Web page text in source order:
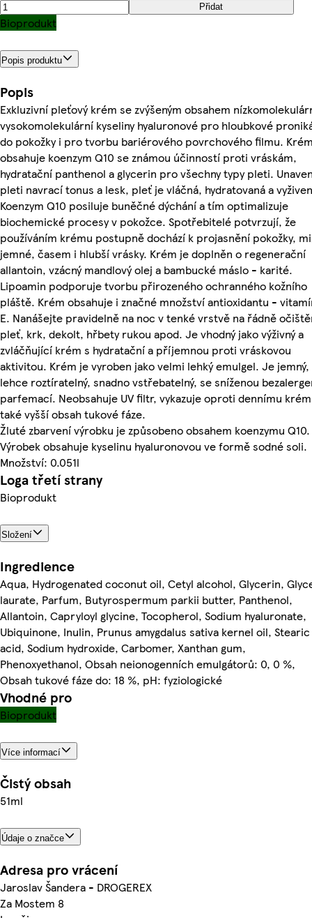
Přidat
Bioprodukt
Popis produktu
Popis
Exkluzivní pleťový krém se zvýšeným obsahem
vysokomolekulární kyseliny hyaluronové pro hloubkové
do pokožky i pro tvorbu bariérového povrchového filmu.
obsahuje koenzym Q10 se známou účinností proti vráskám,
hydratační panthenol a glycerin pro všechny typy pleti.
pleti navrací tonus a lesk, pleť je vláčná, hydratovaná a
Koenzym Q10 posiluje buněčné dýchání a tím optimalizuje
biochemické procesy v pokožce. Spotřebitelé potvrzují, že
používáním krému postupně dochází k projasnění pokožky,
jemné, časem i hlubší vrásky. Krém je doplněn o regenerační
allantoin, vzácný mandlový olej a bambucké máslo - karité.
Lipoamin podporuje tvorbu přirozeného ochranného kožního
pláště. Krém obsahuje i značné množství antioxidantu -
E. Nanášejte pravidelně na noc v tenké vrstvě na řádně
pleť, krk, dekolt, hřbety rukou apod. Je vhodný jako výživný a
zvláčňující krém s hydratační a příjemnou proti vráskovou
aktivitou. Krém je vyroben jako velmi lehký emulgel. Je jemný,
lehce roztíratelný, snadno vstřebatelný, se sníženou
parfemací. Neobsahuje UV filtr, vykazuje oproti dennímu
také vyšší obsah tukové fáze.
Žluté zbarvení výrobku je způsobeno obsahem koenzymu Q10.
Výrobek obsahuje kyselinu hyaluronovou ve formě sodné soli.
Množství: 0.051l
Loga třetí strany
Bioprodukt
Složení
Ingredience
Aqua, Hydrogenated coconut oil, Cetyl alcohol, Glycerin,
laurate, Parfum, Butyrospermum parkii butter, Panthenol,
Allantoin, Capryloyl glycine, Tocopherol, Sodium hyaluronate,
Ubiquinone, Inulin, Prunus amygdalus sativa kernel oil, Stearic
acid, Sodium hydroxide, Carbomer, Xanthan gum,
Phenoxyethanol, Obsah neionogenních emulgátorů: 0, 0 %,
Obsah tukové fáze do: 18 %, pH: fyziologické
Vhodné pro
Bioprodukt
Více informací
Čistý obsah
51ml
Údaje o značce
Adresa pro vrácení
Jaroslav Šandera - DROGEREX
Za Mostem 8